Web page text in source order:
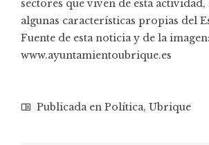
sectores que viven de esta actividad,
algunas características propias del
Fuente de esta noticia y de la imagen:
www.ayuntamientoubrique.es
Publicada en Política, Ubrique